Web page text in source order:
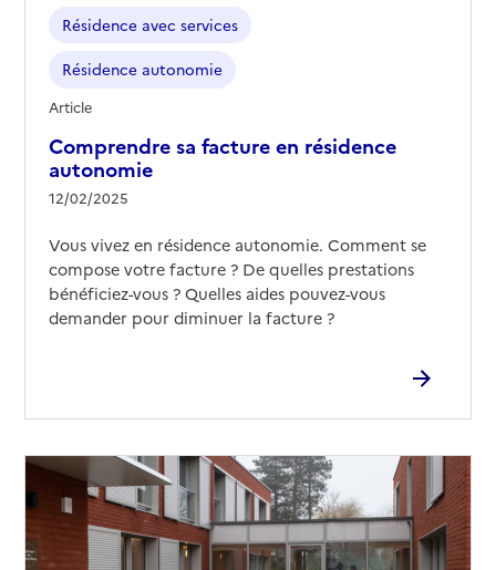
Comprendre sa facture en résidence
autonomie
12/02/2025
Résidence avec services
Résidence autonomie
Article
Vous vivez en résidence autonomie. Comment se
compose votre facture ? De quelles prestations
bénéficiez-vous ? Quelles aides pouvez-vous
demander pour diminuer la facture ?